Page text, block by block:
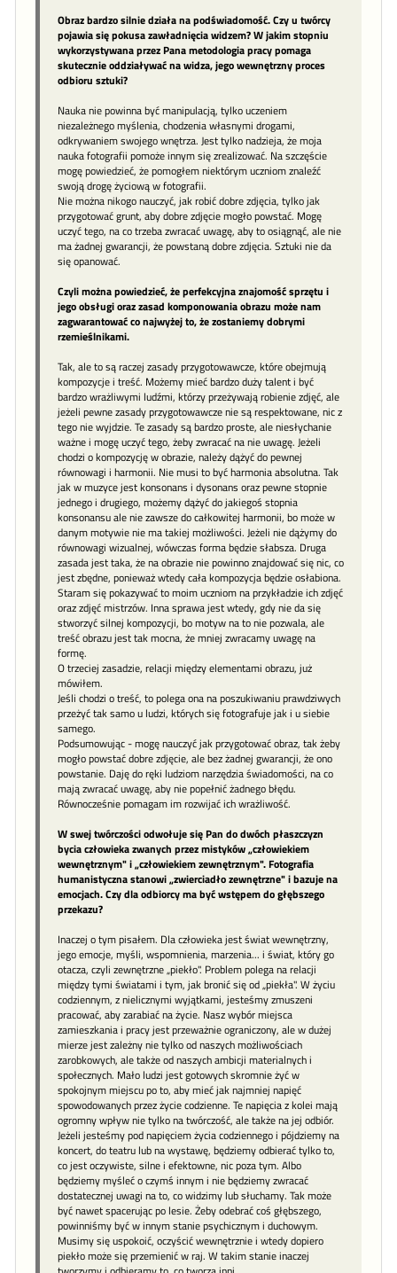
Obraz bardzo silnie działa na podświadomość. Czy u twórcy
pojawia się pokusa zawładnięcia widzem? W jakim stopniu
wykorzystywana przez Pana metodologia pracy pomaga
skutecznie oddziaływać na widza, jego wewnętrzny proces
odbioru sztuki?
Nauka nie powinna być manipulacją, tylko uczeniem
niezależnego myślenia, chodzenia własnymi drogami,
odkrywaniem swojego wnętrza. Jest tylko nadzieja, że moja
nauka fotografii pomoże innym się zrealizować. Na szczęście
mogę powiedzieć, że pomogłem niektórym uczniom znaleźć
swoją drogę życiową w fotografii.
Nie można nikogo nauczyć, jak robić dobre zdjęcia, tylko jak
przygotować grunt, aby dobre zdjęcie mogło powstać. Mogę
uczyć tego, na co trzeba zwracać uwagę, aby to osiągnąć, ale nie
ma żadnej gwarancji, że powstaną dobre zdjęcia. Sztuki nie da
się opanować.
Czyli można powiedzieć, że perfekcyjna znajomość sprzętu i
jego obsługi oraz zasad komponowania obrazu może nam
zagwarantować co najwyżej to, że zostaniemy dobrymi
rzemieślnikami.
Tak, ale to są raczej zasady przygotowawcze, które obejmują
kompozycje i treść. Możemy mieć bardzo duży talent i być
bardzo wrażliwymi ludźmi, którzy przeżywają robienie zdjęć, ale
jeżeli pewne zasady przygotowawcze nie są respektowane, nic z
tego nie wyjdzie. Te zasady są bardzo proste, ale niesłychanie
ważne i mogę uczyć tego, żeby zwracać na nie uwagę. Jeżeli
chodzi o kompozycję w obrazie, należy dążyć do pewnej
równowagi i harmonii. Nie musi to być harmonia absolutna. Tak
jak w muzyce jest konsonans i dysonans oraz pewne stopnie
jednego i drugiego, możemy dążyć do jakiegoś stopnia
konsonansu ale nie zawsze do całkowitej harmonii, bo może w
danym motywie nie ma takiej możliwości. Jeżeli nie dążymy do
równowagi wizualnej, wówczas forma będzie słabsza. Druga
zasada jest taka, że na obrazie nie powinno znajdować się nic, co
jest zbędne, ponieważ wtedy cała kompozycja będzie osłabiona.
Staram się pokazywać to moim uczniom na przykładzie ich zdjęć
oraz zdjęć mistrzów. Inna sprawa jest wtedy, gdy nie da się
stworzyć silnej kompozycji, bo motyw na to nie pozwala, ale
treść obrazu jest tak mocna, że mniej zwracamy uwagę na
formę.
O trzeciej zasadzie, relacji między elementami obrazu, już
mówiłem.
Jeśli chodzi o treść, to polega ona na poszukiwaniu prawdziwych
przeżyć tak samo u ludzi, których się fotografuje jak i u siebie
samego.
Podsumowując - mogę nauczyć jak przygotować obraz, tak żeby
mogło powstać dobre zdjęcie, ale bez żadnej gwarancji, że ono
powstanie. Daję do ręki ludziom narzędzia świadomości, na co
mają zwracać uwagę, aby nie popełnić żadnego błędu.
Równocześnie pomagam im rozwijać ich wrażliwość.
W swej twórczości odwołuje się Pan do dwóch płaszczyzn
bycia człowieka zwanych przez mistyków „człowiekiem
wewnętrznym" i „człowiekiem zewnętrznym". Fotografia
humanistyczna stanowi „zwierciadło zewnętrzne" i bazuje na
emocjach. Czy dla odbiorcy ma być wstępem do głębszego
przekazu?
Inaczej o tym pisałem. Dla człowieka jest świat wewnętrzny,
jego emocje, myśli, wspomnienia, marzenia... i świat, który go
otacza, czyli zewnętrzne „piekło". Problem polega na relacji
między tymi światami i tym, jak bronić się od „piekła". W życiu
codziennym, z nielicznymi wyjątkami, jesteśmy zmuszeni
pracować, aby zarabiać na życie. Nasz wybór miejsca
zamieszkania i pracy jest przeważnie ograniczony, ale w dużej
mierze jest zależny nie tylko od naszych możliwościach
zarobkowych, ale także od naszych ambicji materialnych i
społecznych. Mało ludzi jest gotowych skromnie żyć w
spokojnym miejscu po to, aby mieć jak najmniej napięć
spowodowanych przez życie codzienne. Te napięcia z kolei mają
ogromny wpływ nie tylko na twórczość, ale także na jej odbiór.
Jeżeli jesteśmy pod napięciem życia codziennego i pójdziemy na
koncert, do teatru lub na wystawę, będziemy odbierać tylko to,
co jest oczywiste, silne i efektowne, nic poza tym. Albo
będziemy myśleć o czymś innym i nie będziemy zwracać
dostatecznej uwagi na to, co widzimy lub słuchamy. Tak może
być nawet spacerując po lesie. Żeby odebrać coś głębszego,
powinniśmy być w innym stanie psychicznym i duchowym.
Musimy się uspokoić, oczyścić wewnętrznie i wtedy dopiero
piekło może się przemienić w raj. W takim stanie inaczej